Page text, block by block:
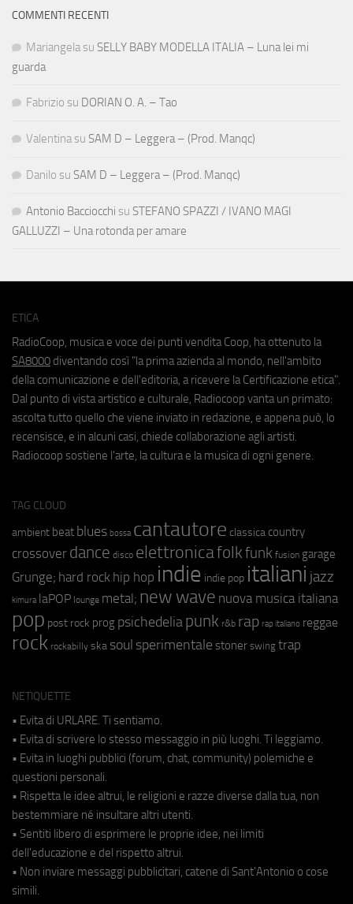
COMMENTI RECENTI
Mariangela su SELLY BABY MODELLA ITALIA – Luna lei mi
guarda
Fabrizio su DORIAN O. A. – Tao
Valentina su SAM D – Leggera – (Prod. Manqc)
Danilo su SAM D – Leggera – (Prod. Manqc)
Antonio Bacciocchi su STEFANO SPAZZI / IVANO MAGI
GALLUZZI – Una rotonda per amare
ETICA
RadioCoop, musica e voce dei punti vendita Coop, ha ottenuto la
SA8000 diventando così "la prima azienda al mondo, nell'ambito
della comunicazione e dell'editoria, a ricevere la Certificazione etica".
Dal punto di vista artistico e culturale, Radiocoop vanta un primato:
ascolta tutto quello che viene inviato in redazione, e appena può, lo
recensisce, e in alcuni casi, chiede collaborazione agli artisti.
Radiocoop sostiene l'arte, la cultura e la musica di ogni genere.
TAG CLOUD
ambient beat blues bossa cantautore classica country
crossover dance disco elettronicafolkfunk fusion garage
Grunge; hard rock hip hop indie indie pop italiani jazz
kimura laPOP lounge metal; new wave nuova musica italiana
pop post rock prog psichedeliapunk r&b rap rap italiano reggae
rock rockabilly ska soul sperimentale stoner swing trap
NETIQUETTE
• Evita di URLARE. Ti sentiamo.
• Evita di scrivere lo stesso messaggio in più luoghi. Ti leggiamo.
• Evita in luoghi pubblici (forum, chat, community) polemiche e
questioni personali.
• Rispetta le idee altrui, le religioni e razze diverse dalla tua, non
bestemmiare né insultare altri utenti.
• Sentiti libero di esprimere le proprie idee, nei limiti
dell'educazione e del rispetto altrui.
• Non inviare messaggi pubblicitari, catene di Sant'Antonio o cose
simili.